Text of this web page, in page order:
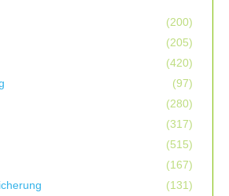
(200)
(205)
(420)
(97)
(280)
(317)
(515)
(167)
(131)